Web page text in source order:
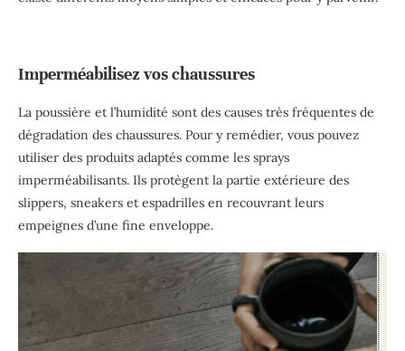
Imperméabilisez vos chaussures
La poussière et l’humidité sont des causes très fréquentes de
dégradation des chaussures. Pour y remédier, vous pouvez
utiliser des produits adaptés comme les sprays
imperméabilisants. Ils protègent la partie extérieure des
slippers, sneakers et espadrilles en recouvrant leurs
empeignes d’une fine enveloppe.